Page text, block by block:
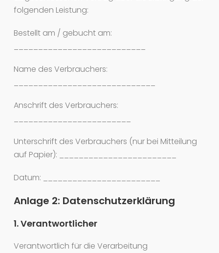
folgenden Leistung:
Bestellt am / gebucht am:
Name des Verbrauchers:
Anschrift des Verbrauchers:
Unterschrift des Verbrauchers (nur bei Mitteilung
auf Papier): ________________________
Datum: ________________________
Anlage 2: Datenschutzerklärung
1. Verantwortlicher
Verantwortlich für die Verarbeitung